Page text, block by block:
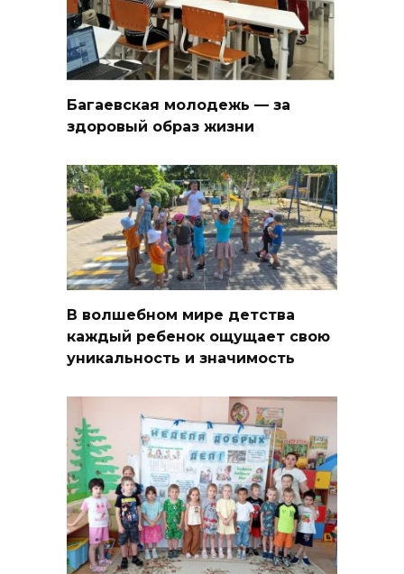
Багаевская молодежь — за
здоровый образ жизни
В волшебном мире детства
каждый ребенок ощущает свою
уникальность и значимость